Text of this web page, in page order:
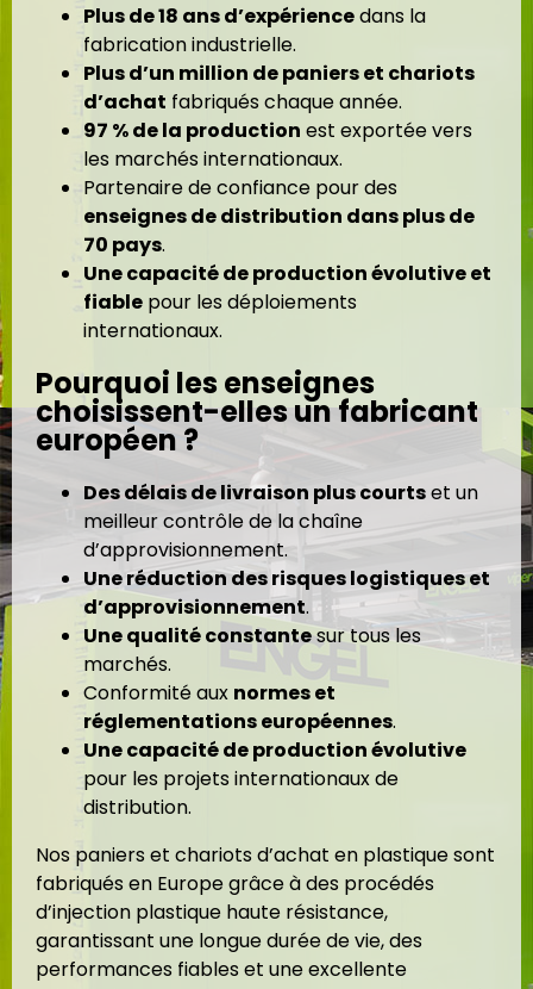
Plus de 18 ans d’expériencedans la
fabrication industrielle.
Plus d’un million de paniers et chariots
d’achat fabriqués chaque année.
97 % de la production est exportée vers
les marchés internationaux.
Partenaire de confiance pour des
enseignes de distribution dans plus de
70 pays.
Une capacité de production évolutive et
fiable pour les déploiements
internationaux.
Pourquoi les enseignes
choisissent-elles un fabricant
européen ?
Des délais de livraison plus courtset un
meilleur contrôle de la chaîne
d’approvisionnement.
Une réduction des risques logistiques et
d’approvisionnement.
Une qualité constantesur tous les
marchés.
Conformité aux normes et
réglementations européennes.
Une capacité de production évolutive
pour les projets internationaux de
distribution.
Nos paniers et chariots d’achat en plastique sont
fabriqués en Europe grâce à des procédés
d’injection plastique haute résistance,
garantissant une longue durée de vie, des
performances fiables et une excellente